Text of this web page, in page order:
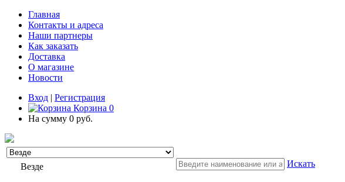
Главная
Контакты и адреса
Наши партнеры
Как заказать
Доставка
О магазине
Новости
Вход | Регистрация
Корзина 0
На сумму 0 руб.
Везде Искать